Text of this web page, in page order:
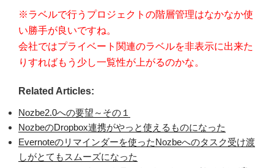
※ラベルで行うプロジェクトの階層管理はなかなか使
い勝手が良いですね。
会社ではプライベート関連のラベルを非表示に出来た
りすればもう少し一覧性が上がるのかな。
Related Articles:
Nozbe2.0への要望～その１
NozbeのDropbox連携がやっと使えるものになった
Evernoteのリマインダーを使ったNozbeへのタスク受け渡
しがとてもスムーズになった